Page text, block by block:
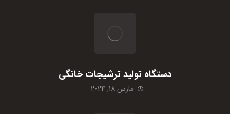
دستگاه تولید ترشیجات خانگی
مارس 18, 2024